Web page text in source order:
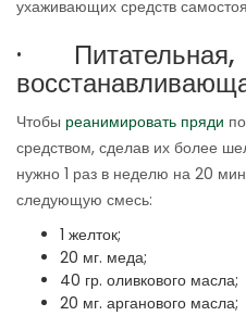
ухаживающих средств
· Питательная,
Чтобы реанимировать пряди
средством, сделав их более
нужно 1 раз в неделю на 20
следующую смесь:
1 желток;
20 мг. меда;
40 гр. оливкового масла;
20 мг. арганового масла;